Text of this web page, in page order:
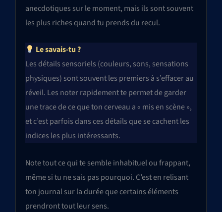
anecdotiques sur le moment, mais ils sont souvent
les plus riches quand tu prends du recul.
Le savais-tu ?
Les détails sensoriels (couleurs, sons, sensations
physiques) sont souvent les premiers à s’effacer au
réveil. Les noter rapidement te permet de garder
une trace de ce que ton cerveau a « mis en scène »,
et c’est parfois dans ces détails que se cachent les
indices les plus intéressants.
Note tout ce qui te semble inhabituel ou frappant,
même si tu ne sais pas pourquoi. C’est en relisant
ton journal sur la durée que certains éléments
prendront tout leur sens.